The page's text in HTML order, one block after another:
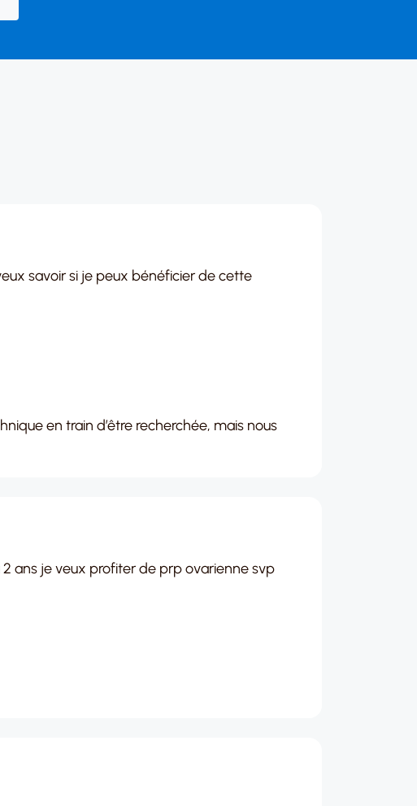
savoir si je peux bénéficier de cette
en train d’être recherchée, mais nous
2 ans je veux profiter de prp ovarienne svp